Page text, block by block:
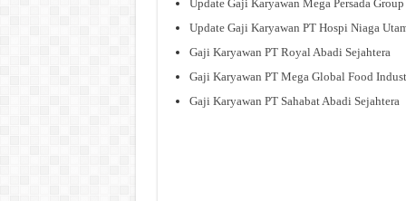
Update Gaji Karyawan Mega Persada Group
Update Gaji Karyawan PT Hospi Niaga
Gaji Karyawan PT Royal Abadi Sejahtera
Gaji Karyawan PT Mega Global Food
Gaji Karyawan PT Sahabat Abadi Sejahtera